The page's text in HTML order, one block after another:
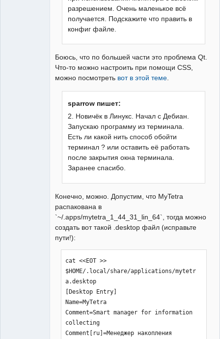
разрешением. Очень маленькое всё
получается. Подскажите что править в
конфиг файле.
Боюсь, что по большей части это проблема Qt.
Что-то можно настроить при помощи CSS,
можно посмотреть вот в этой теме
sparrow пишет:
2. Новичёк в Линукс. Начал с Дебиан.
Запускаю программу из терминала.
Есть ли какой нить способ обойти
терминал ? или оставить её работать
после закрытия окна терминала.
Заранее спасибо.
Конечно, можно. Допустим, что MyTetra
распакована в
`~/.apps/mytetra_1_44_31_lin_64`, тогда можно
создать вот такой .desktop файл (исправьте
пути!):
cat <<EOT >>
$HOME/.local/share/applications/mytetr
a.desktop
[Desktop Entry]
Name=MyTetra
Comment=Smart manager for information
collecting
Comment[ru]=Менеджер накопления